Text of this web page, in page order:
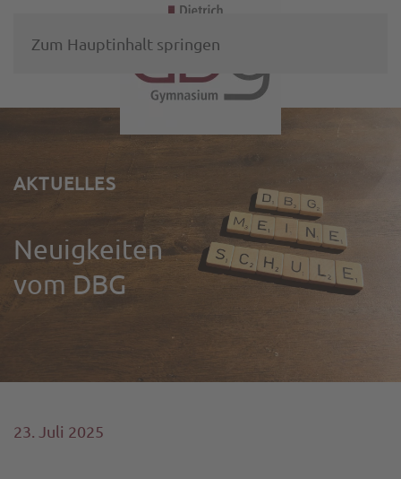
Zum Hauptinhalt springen
AKTUELLES
Neuigkeiten
vom DBG
23. Juli 2025